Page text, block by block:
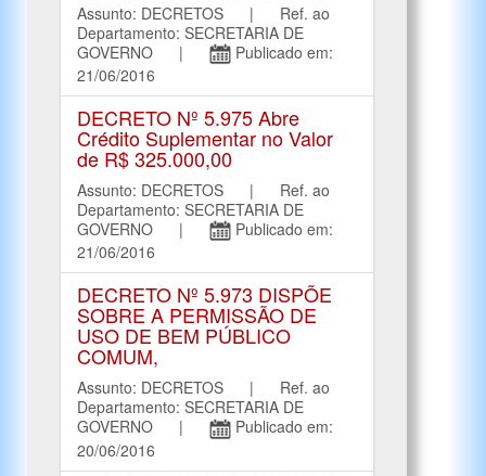
Assunto: DECRETOS | Ref. ao
Departamento: SECRETARIA DE
GOVERNO |
Publicado em:
21/06/2016
DECRETO Nº 5.975 Abre
Crédito Suplementar no Valor
de R$ 325.000,00
Assunto: DECRETOS | Ref. ao
Departamento: SECRETARIA DE
GOVERNO |
Publicado em:
21/06/2016
DECRETO Nº 5.973 DISPÕE
SOBRE A PERMISSÃO DE
USO DE BEM PÚBLICO
COMUM,
Assunto: DECRETOS | Ref. ao
Departamento: SECRETARIA DE
GOVERNO |
Publicado em:
20/06/2016